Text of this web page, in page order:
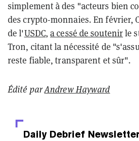
simplement à des "acteurs bien
des crypto-monnaies. En février,
de l'USDC,a cessé de soutenirle
Tron, citant la nécessité de
reste fiable, transparent et sûr".
Édité parAndrew Hayward
Daily Debrief Newsletter